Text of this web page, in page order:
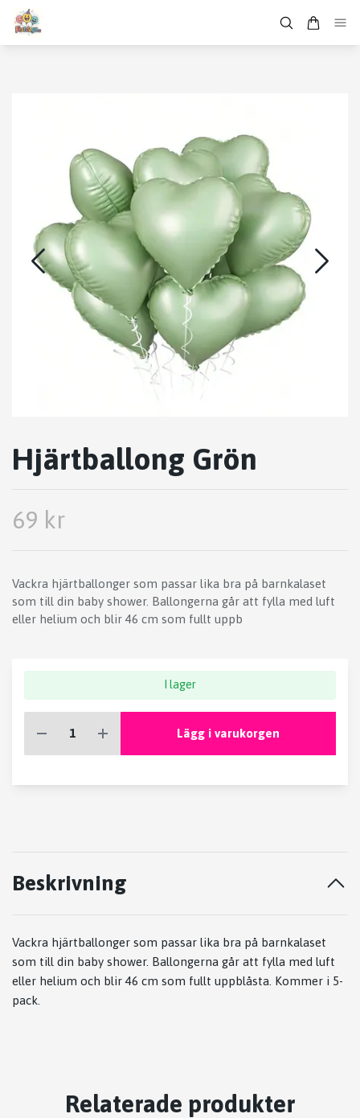
Hjärtballong Grön
69 kr
Vackra hjärtballonger som passar lika bra på barnkalaset
som till din baby shower. Ballongerna går att fylla med luft
eller helium och blir 46 cm som fullt uppb
I lager
Lägg i varukorgen
Beskrivning
Vackra hjärtballonger som passar lika bra på barnkalaset
som till din baby shower. Ballongerna går att fylla med luft
eller helium och blir 46 cm som fullt uppblåsta. Kommer i 5-
pack.
Relaterade produkter